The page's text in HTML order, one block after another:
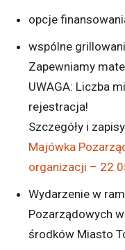
opcje
wspólne
Zapewniamy
UWAGA: Liczba
rejestracja!
Szczegóły i
Majówka
organizacji –
Wydarzenie w
Pozarządowych
środków Miasto